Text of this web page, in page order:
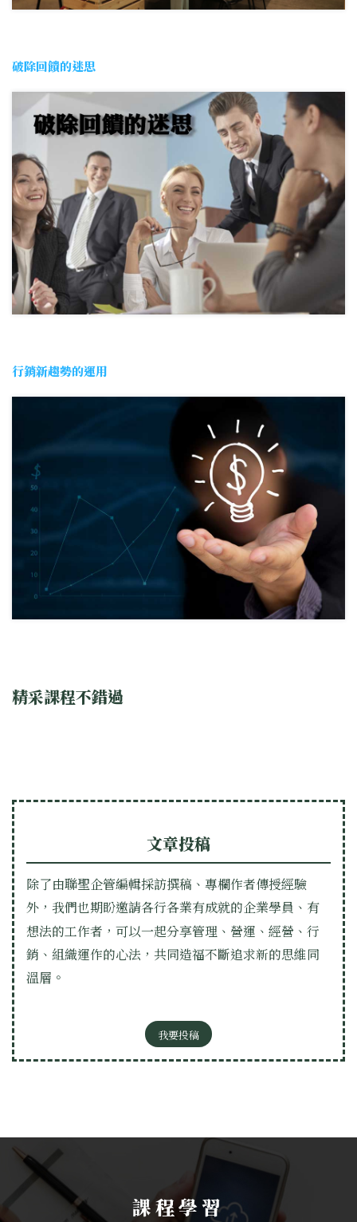
破除回饋的迷思
行銷新趨勢的運用
精采課程不錯過
文章投稿
除了由聯聖企管編輯採訪撰稿、專欄作者傳授經驗
外，我們也期盼邀請各行各業有成就的企業學員、有
想法的工作者，可以一起分享管理、營運、經營、行
銷、組織運作的心法，共同造福不斷追求新的思維同
溫層。
我要投稿
課程學習